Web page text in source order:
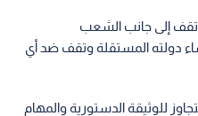
تقف إلى جانب الشعب
دولته المستقلة وتقف ضد أي
للوثيقة الدستورية والمهام